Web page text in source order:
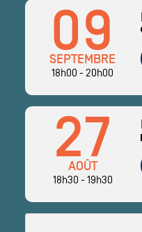
09
SEPTEMBRE
18h00 - 20h00
27
AOÛT
18h30 - 19h30